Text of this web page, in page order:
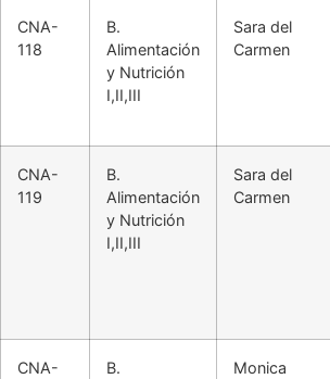
CNA-
118
B.
Alimentación
y Nutrición
I,II,III
Sara del
Carmen
CNA-
119
B.
Alimentación
y Nutrición
I,II,III
Sara del
Carmen
CNA-
B.
Monica